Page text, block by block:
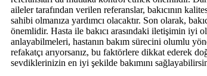
aileler tarafından verilen referanslar, bakıcının
sahibi olmanıza yardımcı olacaktır. Son olarak,
önemlidir. Hasta ile bakıcı arasındaki iletişimin iyi
anlayabilmeleri, hastanın bakım sürecini olumlu
refakatçı arıyorsanız, bu faktörlere dikkat ederek
sevdiklerinizin en iyi şekilde bakımını